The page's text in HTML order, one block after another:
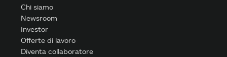
Chi siamo
Newsroom
Investor
Offerte di lavoro
Diventa collaboratore